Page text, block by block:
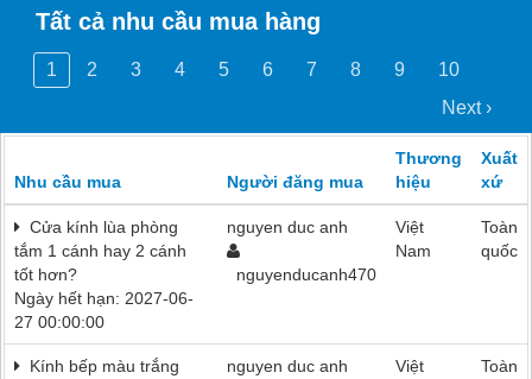
Tất cả nhu cầu mua hàng
1 2 3 4 5 6 7 8 9
10
Next ›
Nhu cầu mua Người đăng mua
Thương
hiệu
Xuất
xứ
Cửa kính lùa phòng
tắm 1 cánh hay 2 cánh
tốt hơn?
Ngày hết hạn: 2027-06-
27 00:00:00
nguyen duc anh
nguyenducanh470
Việt
Nam
Toàn
quốc
Kính bếp màu trắng
nguyen duc anh
Việt
Toàn